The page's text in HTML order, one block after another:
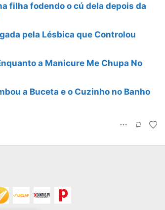
filha fodendo o cú dela depois da
pela Lésbica que Controlou
a Manicure Me Chupa No
a Buceta e o Cuzinho no Banho